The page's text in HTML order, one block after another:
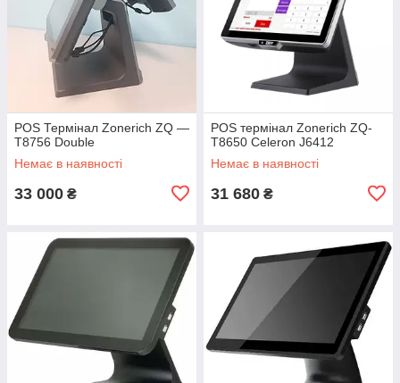
POS Термінал Zonerich ZQ —
T8756 Double
Немає в наявності
33 000 ₴
POS термінал Zonerich ZQ-
T8650 Celeron J6412
Немає в наявності
31 680 ₴